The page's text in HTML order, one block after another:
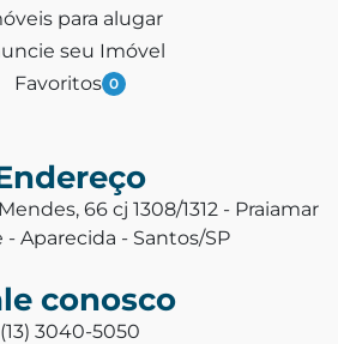
para alugar
seu Imóvel
Favoritos 0
66 cj 1308/1312 - Praiamar
- Aparecida - Santos/SP
conosco
(13) 3040-5050